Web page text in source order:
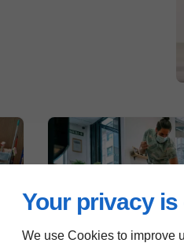
Your privacy
We use Cookies to improve